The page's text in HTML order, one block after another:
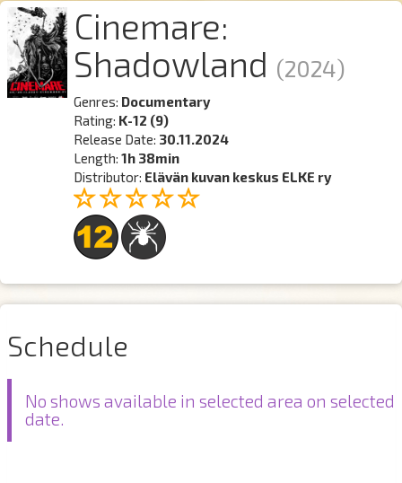
Cinemare:
Shadowland (2024)
Genres: Documentary
Rating: K-12 (9)
Release Date: 30.11.2024
Length:1h 38min
Distributor: Elävän kuvan keskus ELKE ry
Schedule
No shows available in selected area on selected
date.